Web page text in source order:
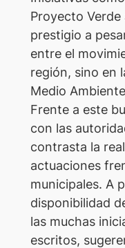
Proyecto
prestigio a
entre el
región, sino en
Medio
Frente a este
con las
contrasta la
actuaciones
municipales. A
disponibilidad
las muchas
escritos,